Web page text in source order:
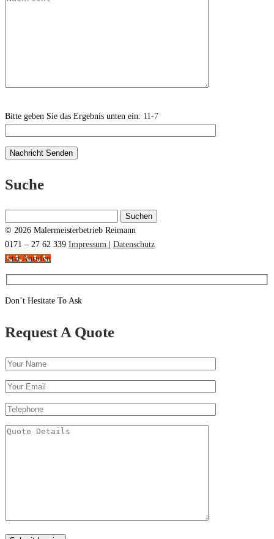
Bitte geben Sie das Ergebnis unten ein: 11-7
Suche
nach:
© 2026 Malermeisterbetrieb Reimann
0171 – 27 62 339 Impressum
Datenschutz
Jetzt Anrufen
Don’t Hesitate To Ask
Request A Quote